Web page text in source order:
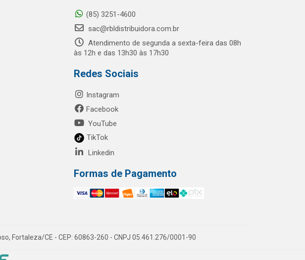
(85) 3251-4600
sac@rbldistribuidora.com.br
Atendimento de segunda a sexta-feira das 08h
às 12h e das 13h30 às 17h30
Redes Sociais
Instagram
Facebook
YouTube
TikTok
Linkedin
Formas de Pagamento
Fortaleza/CE - CEP: 60863-260 - CNPJ 05.461.276/0001-90